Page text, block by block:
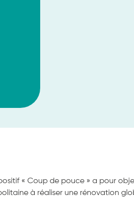
« Coup de pouce » a pour
à réaliser une rénovation